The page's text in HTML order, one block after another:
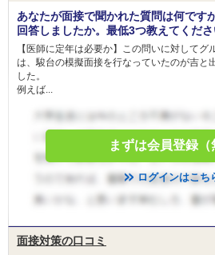
あなたが面接で聞かれた質問は何です
回答しましたか。最低3つ教えてくださ
【医師に定年は必要か】この問いに対して
は、駿台の模擬面接を行なっていたのが吉と
した。
例えば...
まずは会員登録（
ログインはこち
面接対策の口コミ